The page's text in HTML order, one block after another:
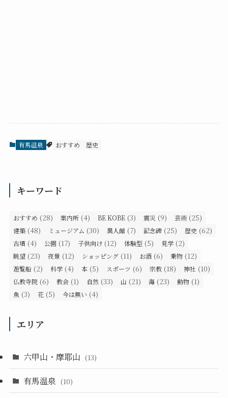
有馬温泉 おすすめ 歴史
キーワード
おすすめ (28) 案内所 (4) BE KOBE (3) 震災 (9) 芸術 (25)
建築 (48) ミュージアム (30) 異人館 (7) 記念碑 (25) 歴史 (62)
古墳 (4) 公園 (17) 子供向け (12) 体験型 (5) 見学 (2)
眺望 (23) 夜景 (12) ショッピング (11) お酒 (6) 乗物 (12)
遊覧船 (2) 科学 (4) 本 (5) スポーツ (6) 宗教 (18) 神社 (10)
仏教寺院 (6) 教会 (1) 自然 (33) 山 (21) 海 (23) 動物 (1)
魚 (3) 花 (5) 今は無い (4)
エリア
六甲山・摩耶山 (13)
有馬温泉 (10)